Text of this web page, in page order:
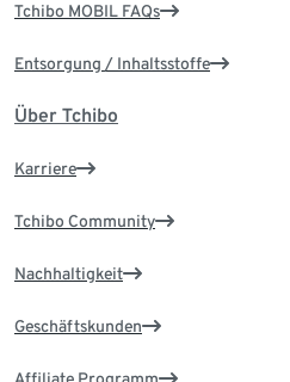
Tchibo MOBIL FAQs
Entsorgung / Inhaltsstoffe
Über Tchibo
Karriere
Tchibo Community
Nachhaltigkeit
Geschäftskunden